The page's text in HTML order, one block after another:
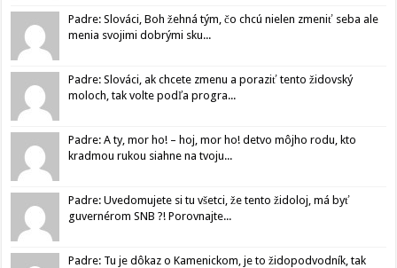
Padre: Slováci, Boh žehná tým, čo chcú nielen zmeniť seba ale
menia svojimi dobrými sku...
Padre: Slováci, ak chcete zmenu a poraziť tento židovský
moloch, tak volte podľa progra...
Padre: A ty, mor ho! – hoj, mor ho! detvo môjho rodu, kto
kradmou rukou siahne na tvoju...
Padre: Uvedomujete si tu všetci, že tento židoloj, má byť
guvernérom SNB ?! Porovnajte...
Padre: Tu je dôkaz o Kamenickom, je to židopodvodník, tak